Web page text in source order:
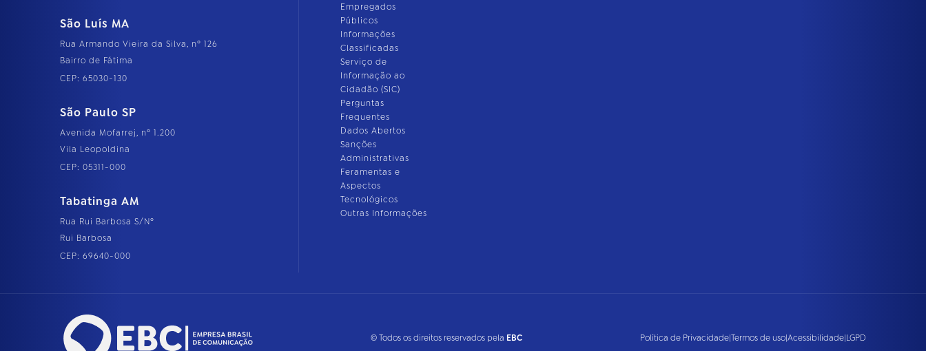
São Luís MA
Rua Armando Vieira da Silva, nº 126
Bairro de Fátima
CEP: 65030-130
São Paulo SP
Avenida Mofarrej, nº 1.200
Vila Leopoldina
CEP: 05311-000
Tabatinga AM
Rua Rui Barbosa S/Nº
Rui Barbosa
CEP: 69640-000
Empregados
Públicos
Informações
Classificadas
Serviço de
Informação ao
Cidadão (SIC)
Perguntas
Frequentes
Dados Abertos
Sanções
Administrativas
Feramentas e
Aspectos
Tecnológicos
Outras Informações
© Todos os direitos reservados pela EBC Política de Privacidade|Termos de uso|Acessibilidade|LGPD